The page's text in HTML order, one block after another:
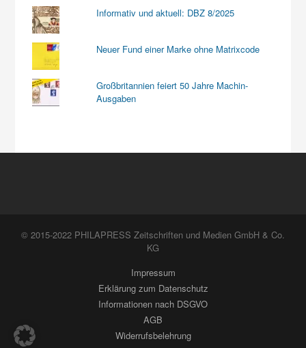
Informativ und aktuell: DBZ 8/2025
Neuer Fund einer Marke ohne Matrixcode
Großbritannien feiert 50 Jahre Machin-
Ausgaben
© 2015-2022 PHILAPRESS Zeitschriften und Medien GmbH & Co.
KG
Impressum
Erklärung zum Datenschutz
Informationen nach DSGVO
AGB
Widerrufsbelehrung